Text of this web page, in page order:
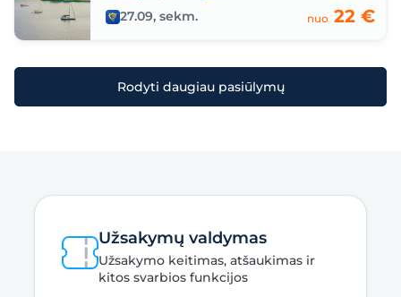
27.09, sekm. nuo 22 €
Rodyti daugiau pasiūlymų
Užsakymų valdymas
Užsakymo keitimas, atšaukimas ir
kitos svarbios funkcijos